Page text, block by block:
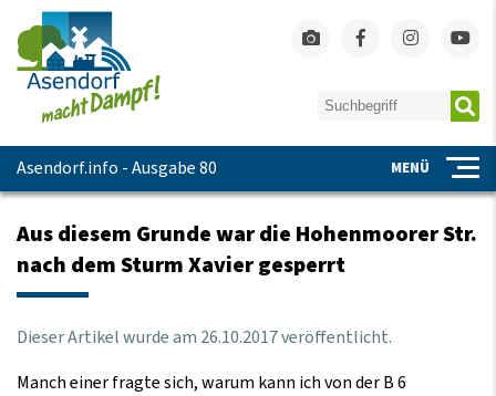
Asendorf.info - Ausgabe 80 MENÜ
Aus diesem Grunde war die Hohenmoorer Str.
nach dem Sturm Xavier gesperrt
Dieser Artikel wurde am 26.10.2017veröffentlicht.
Manch einer fragte sich, warum kann ich von der B 6